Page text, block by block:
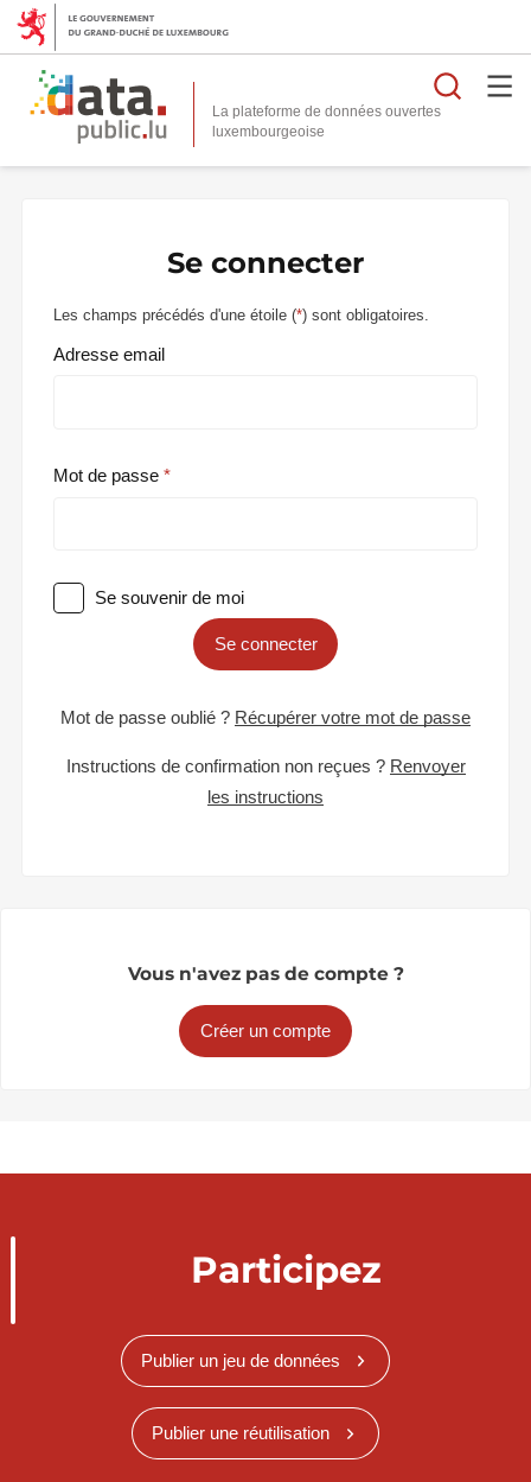
La plateforme de données ouvertes
Se connecter
Les champs précédés d'une étoile (*) sont obligatoires.
Adresse email
Mot de passe
Se souvenir de moi
Se connecter
Mot de passe oublié ? Récupérer votre mot de passe
Instructions de confirmation non reçues ? Renvoyer
les instructions
Vous n'avez pas de compte ?
Créer un compte
Participez
Publier un jeu de données
Publier une réutilisation